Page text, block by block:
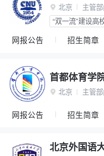
 北京 主管部
“双一流”建设高
网报公告 招生简章
首都体育学
 北京 主管部
网报公告 招生简章
北京外国语